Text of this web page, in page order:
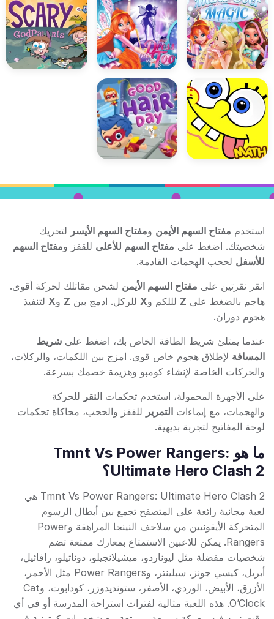
استخدم مفتاح السهم الأيمن ومفتاح السهم الأيسر لتحريك
شخصيتك. اضغط على مفتاح السهم للأعلى للقفز ومفتاح السهم
للأسفل لحجب الهجمات القادمة.
انقر نقرتين على مفتاح السهم الأيمن لشحن مقاتلك لحركة أقوى.
هاجم بالضغط على Z لللكم وX للركل. ادمج بين Z وX لتنفيذ
هجوم دوران.
عندما يمتلئ شريط الطاقة الخاص بك، اضغط على شريط
المسافة لإطلاق هجوم خاص قوي. امزج بين اللكمات، والركلات،
والحركات الخاصة لإنشاء كومبو وهزيمة خصمك بسرعة.
على الأجهزة المحمولة، استخدم تحكمات النقر للحركة
والهجمات، مع إيماءات التمرير للقفز والحجب، محاكاة تحكمات
لوحة المفاتيح لتجربة بديهية.
ما هو Tmnt Vs Power Rangers:
Ultimate Hero Clash 2؟
Tmnt Vs Power Rangers: Ultimate Hero Clash 2 هي
لعبة مجانية رائعة على المتصفح تجمع بين أبطال الرسوم
المتحركة الأيقونيين من سلاحف النينجا المراهقة وPower
Rangers. يمكن للاعبين الاستمتاع بمعارك ممتعة تضم
شخصيات مفضلة مثل ليوناردو، ميشيلانجيلو، دوناتيلو، رافائيل،
أبريل، كيسي جونز، سبلينتر، وPower Rangers مثل الأحمر،
الأزرق، الأبيض، الوردي، الأصفر، ستونديدوزر، كودابوت، وCat
O’Clock. هذه اللعبة مثالية لفترات استراحة المدرسة أو في أي